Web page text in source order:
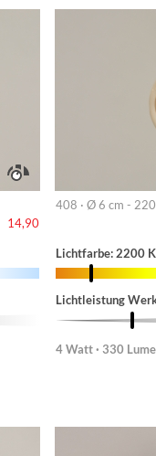
14,90
408 · Ø 6 cm -
Lichtfarbe: 2200 K
Lichtleistung
4 Watt · 330